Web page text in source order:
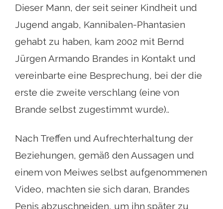
Dieser Mann, der seit seiner Kindheit und
Jugend angab, Kannibalen-Phantasien
gehabt zu haben, kam 2002 mit Bernd
Jürgen Armando Brandes in Kontakt und
vereinbarte eine Besprechung, bei der die
erste die zweite verschlang (eine von
Brande selbst zugestimmt wurde)..
Nach Treffen und Aufrechterhaltung der
Beziehungen, gemäß den Aussagen und
einem von Meiwes selbst aufgenommenen
Video, machten sie sich daran, Brandes
Penis abzuschneiden, um ihn später zu